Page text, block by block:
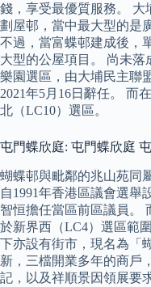
錢，享受最優質服務。 大
劃屋邨，當中最大型的是
不過，當富蝶邨建成後，
大型的公屋項目。 尚未
樂園選區，由大埔民主聯
2021年5月16日辭任。 而
北（LC10）選區。
屯門蝶欣庭: 屯門蝶欣庭
蝴蝶邨與毗鄰的兆山苑同
自1991年香港區議會選舉
智恒擔任當區前區議員。
於新界西（LC4）選區範
下亦設有街市，現名為「
新，三檔開業多年的商戶
記，以及祥順景因領展要